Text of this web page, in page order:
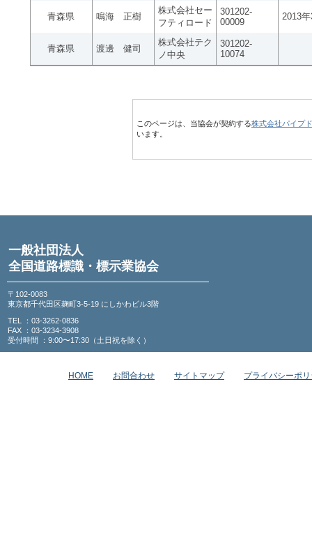
青森県 鳴海 正樹
株式会社セー
フティロード
301202-
00009
2013
青森県 渡邊 健司
株式会社テク
ノ中央
301202-
10074
このページは、当協会が契約する株式会社パイプ
います。
一般社団法人
全国道路標識・標示業協会
〒102-0083
東京都千代田区麹町3-5-19 にしかわビル3階
TEL ：03-3262-0836
FAX ：03-3234-3908
受付時間 ：9:00〜17:30（土日祝を除く）
HOME お問合わせ サイトマップ プライバシーポ